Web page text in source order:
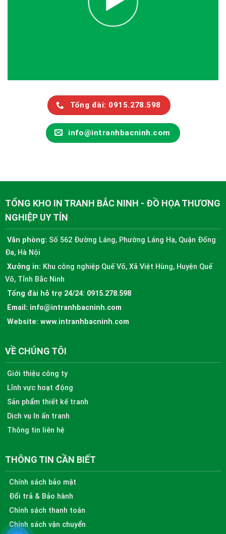
Tổng đài: 0915.278.598
info@intranhbacninh.com
TỔNG KHO IN TRANH BẮC NINH - ĐỒ HỌA THƯƠNG
NGHIỆP UY TÍN
Văn phòng: Số 562 Đường Láng, Phường Láng Hạ, Quận Đống
Đa, Hà Nội
Xưởng in: Khu công nghiệp Quế Võ, Xã Việt Hùng, Huyện Quế
Võ, Tỉnh Bắc Ninh
Tổng đài hỗ trợ 24/24: 0915.278.598
Email: info@intranhbacninh.com
Website: www.intranhbacninh.com
VỀ CHÚNG TÔI
Giới thiệu công ty
Lĩnh vực hoạt động
Sản phẩm thiết kế tranh
Dịch vụ In ấn tranh
Thông tin liên hệ
THÔNG TIN CẦN BIẾT
Chính sách bảo mật
Đổi trả & Bảo hành
Chính sách thanh toán
Chính sách vận chuyển